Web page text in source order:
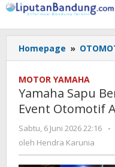
Lewati
konten
Homepage »
MOTOR YAMAHA
Yamaha Sapu
Event Otomotif
Sabtu, 6 Juni 2026 22:16
-
oleh Hendra Karunia